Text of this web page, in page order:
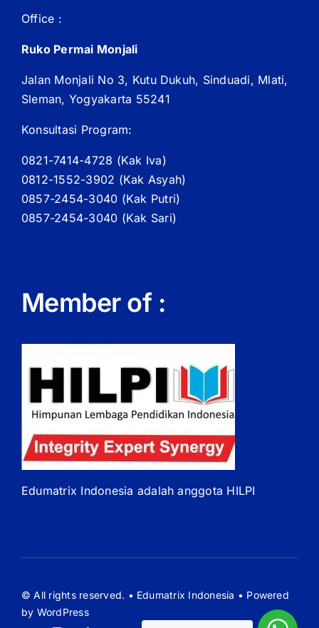
Office :
Ruko Permai Monjali
Jalan Monjali No 3, Kutu Dukuh, Sinduadi, Mlati,
Sleman, Yogyakarta 55241
Konsultasi Program:
0821-7414-4728 (Kak Iva)
0812-1552-3902 (Kak Asyah)
0857-2454-3040 (Kak Putri)
0857-2454-3040 (Kak Sari)
Member of :
Edumatrix Indonesia adalah anggota HILPI
© All rights reserved. • Edumatrix Indonesia • Powered
by WordPress